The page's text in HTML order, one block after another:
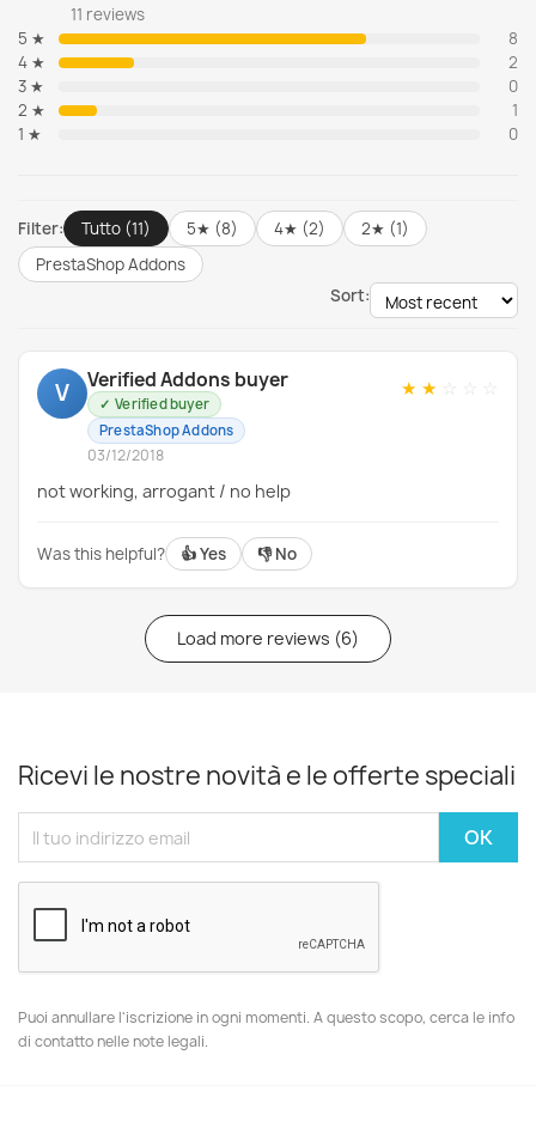
11 reviews
5 ★
8
4 ★
2
3 ★
0
2 ★
1
1 ★
0
Filter: Tutto (11) 5★ (8) 4★ (2)
2★ (1)
PrestaShop Addons
Sort:
V Verified Addons buyer
Verified buyer
PrestaShop Addons
03/12/2018
★ ★ ☆ ☆ ☆
not working, arrogant / no help
Was this helpful? 👍 Yes 👎 No
Load more reviews (6)
Ricevi le nostre novità e le offerte speciali
Puoi annullare l'iscrizione in ogni momenti. A questo scopo, cerca le info
di contatto nelle note legali.